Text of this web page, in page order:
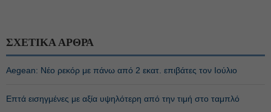
ΣΧΕΤΙΚΑ ΑΡΘΡΑ
Aegean: Νέο ρεκόρ με πάνω από 2 εκατ. επιβάτες τον Ιούλιο
Επτά εισηγμένες με αξία υψηλότερη από την τιμή στο ταμπλό